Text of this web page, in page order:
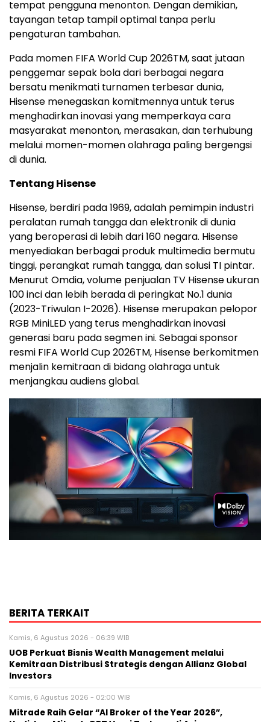
tempat pengguna menonton. Dengan demikian,
tayangan tetap tampil optimal tanpa perlu
pengaturan tambahan.
Pada momen FIFA World Cup 2026TM, saat jutaan
penggemar sepak bola dari berbagai negara
bersatu menikmati turnamen terbesar dunia,
Hisense menegaskan komitmennya untuk terus
menghadirkan inovasi yang memperkaya cara
masyarakat menonton, merasakan, dan terhubung
melalui momen-momen olahraga paling bergengsi
di dunia.
Tentang Hisense
Hisense, berdiri pada 1969, adalah pemimpin industri
peralatan rumah tangga dan elektronik di dunia
yang beroperasi di lebih dari 160 negara. Hisense
menyediakan berbagai produk multimedia bermutu
tinggi, perangkat rumah tangga, dan solusi TI pintar.
Menurut Omdia, volume penjualan TV Hisense ukuran
100 inci dan lebih berada di peringkat No.1 dunia
(2023-Triwulan I-2026). Hisense merupakan pelopor
RGB MiniLED yang terus menghadirkan inovasi
generasi baru pada segmen ini. Sebagai sponsor
resmi FIFA World Cup 2026TM, Hisense berkomitmen
menjalin kemitraan di bidang olahraga untuk
menjangkau audiens global.
BERITA TERKAIT
Kamis, 6 Agustus 2026 - 06:39 WIB
UOB Perkuat Bisnis Wealth Management melalui
Kemitraan Distribusi Strategis dengan Allianz Global
Investors
Kamis, 6 Agustus 2026 - 02:00 WIB
Mitrade Raih Gelar “AI Broker of the Year 2026”,